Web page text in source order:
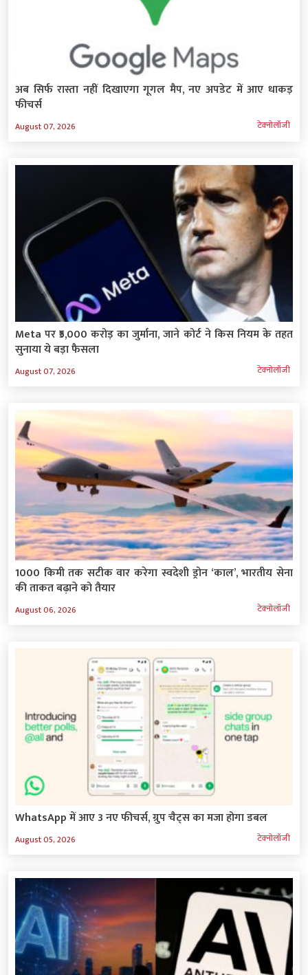
अब सिर्फ रास्ता नहीं दिखाएगा गूगल मैप, नए अपडेट में आए धाकड़
फीचर्स
August 07, 2026 टेक्‍नोलॉजी
Meta पर ₹5,000 करोड़ का जुर्माना, जाने कोर्ट ने किस नियम के तहत
सुनाया ये बड़ा फैसला
August 07, 2026 टेक्‍नोलॉजी
1000 किमी तक सटीक वार करेगा स्वदेशी ड्रोन ‘काल’, भारतीय सेना
की ताकत बढ़ाने को तैयार
August 06, 2026 टेक्‍नोलॉजी
WhatsApp में आए 3 नए फीचर्स, ग्रुप चैट्स का मजा होगा डबल
August 05, 2026 टेक्‍नोलॉजी